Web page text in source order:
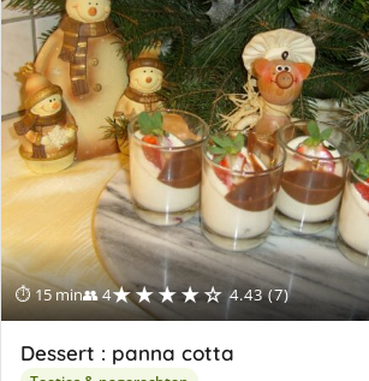
⏱ 15 min👥 4★★★★☆ 4.43 (7)
Dessert : panna cotta